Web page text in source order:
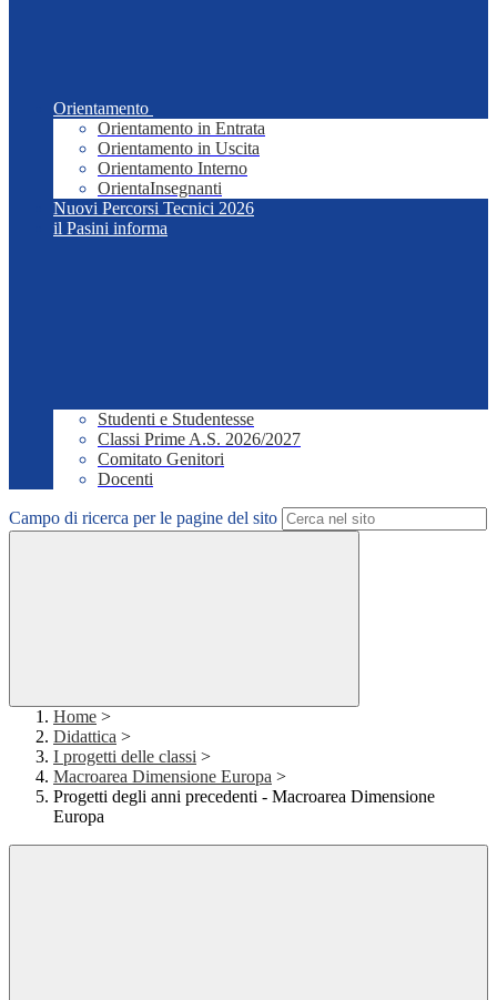
Orientamento
Orientamento in Entrata
Orientamento in Uscita
Orientamento Interno
OrientaInsegnanti
Nuovi Percorsi Tecnici 2026
il Pasini informa
Studenti e Studentesse
Classi Prime A.S. 2026/2027
Comitato Genitori
Docenti
Campo di ricerca per le pagine del sito
Home >
Didattica >
I progetti delle classi >
Macroarea Dimensione Europa >
Progetti degli anni precedenti - Macroarea Dimensione
Europa